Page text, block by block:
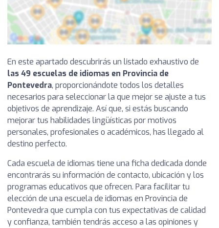
En este apartado descubrirás un listado exhaustivo de
las 49 escuelas de idiomas en Provincia de
Pontevedra, proporcionándote todos los detalles
necesarios para seleccionar la que mejor se ajuste a tus
objetivos de aprendizaje. Así que, si estás buscando
mejorar tus habilidades lingüísticas por motivos
personales, profesionales o académicos, has llegado al
destino perfecto.
Cada escuela de idiomas tiene una ficha dedicada donde
encontrarás su información de contacto, ubicación y los
programas educativos que ofrecen. Para facilitar tu
elección de una escuela de idiomas en Provincia de
Pontevedra que cumpla con tus expectativas de calidad
y confianza, también tendrás acceso a las opiniones y